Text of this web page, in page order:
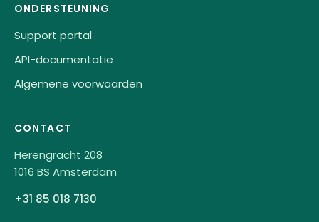
ONDERSTEUNING
Support portal
API-documentatie
Algemene voorwaarden
CONTACT
Herengracht 208
1016 BS Amsterdam
+31 85 018 7130